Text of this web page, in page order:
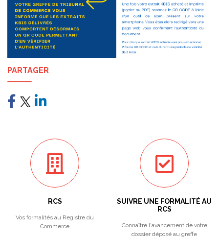
PARTAGER
RCS
Vos formalités au Registre du
Commerce
SUIVRE UNE FORMALITÉ AU
RCS
Connaître l'avancement de votre
dossier déposé au greffe